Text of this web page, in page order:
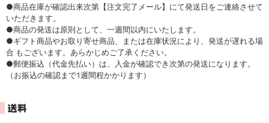
●商品在庫が確認出来次第【注文完了メール】にて発送日をご連絡させて
いただきます。
●商品の発送は原則として、一週間以内にいたします。
●ギフト商品やお取り寄せ商品、または在庫状況により、発送が遅れる場
合 もございます。あらかじめご了承ください。
●郵便振込（代金先払い）は、入金が確認でき次第の発送になります。
（お振込の確認まで1週間程かかります）